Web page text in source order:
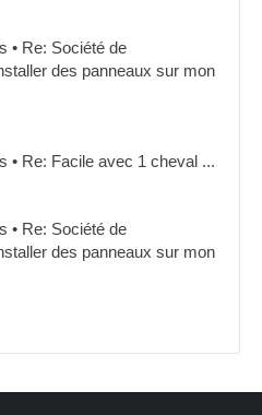
• Re: Société de
des panneaux sur mon
• Re: Facile avec 1 cheval ...
• Re: Société de
des panneaux sur mon